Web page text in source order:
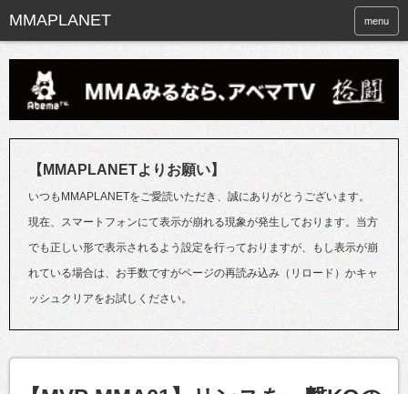
menu
【MMAPLANETよりお願い】
いつもMMAPLANETをご愛読いただき、誠にありがとうございます。
現在、スマートフォンにて表示が崩れる現象が発生しております。当方
でも正しい形で表示されるよう設定を行っておりますが、もし表示が崩
れている場合は、お手数ですがページの再読み込み（リロード）かキャ
ッシュクリアをお試しください。